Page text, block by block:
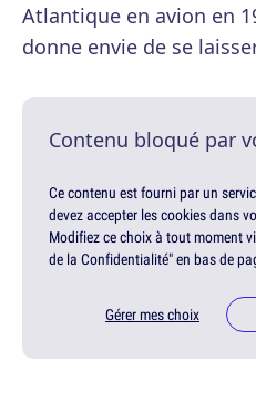
Atlantique en avion en
donne envie de se
Contenu bloqué par
Ce contenu est fourni par un
devez accepter les cookies dans
Modifiez ce choix à tout moment
de la Confidentialité" en bas de
Gérer mes choix